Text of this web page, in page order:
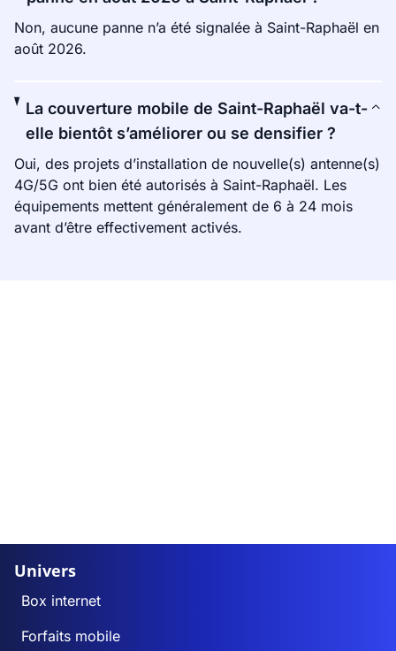
Non, aucune panne n’a été signalée à Saint-Raphaël en
août 2026.
La couverture mobile de Saint-Raphaël va-t-
elle bientôt s’améliorer ou se densifier ?
Oui, des projets d’installation de nouvelle(s) antenne(s)
4G/5G ont bien été autorisés à Saint-Raphaël. Les
équipements mettent généralement de 6 à 24 mois
avant d’être effectivement activés.
Univers
Box internet
Forfaits mobile